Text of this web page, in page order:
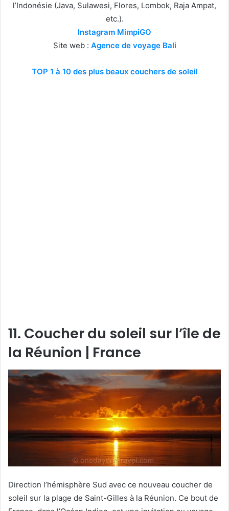
l’Indonésie (Java, Sulawesi, Flores, Lombok, Raja Ampat,
etc.).
Instagram MimpiGO
Site web : Agence de voyage Bali
TOP 1 à 10 des plus beaux couchers de soleil
11. Coucher du soleil sur l’île de
la Réunion | France
Direction l’hémisphère Sud avec ce nouveau coucher de
soleil sur la plage de Saint-Gilles à la Réunion. Ce bout de